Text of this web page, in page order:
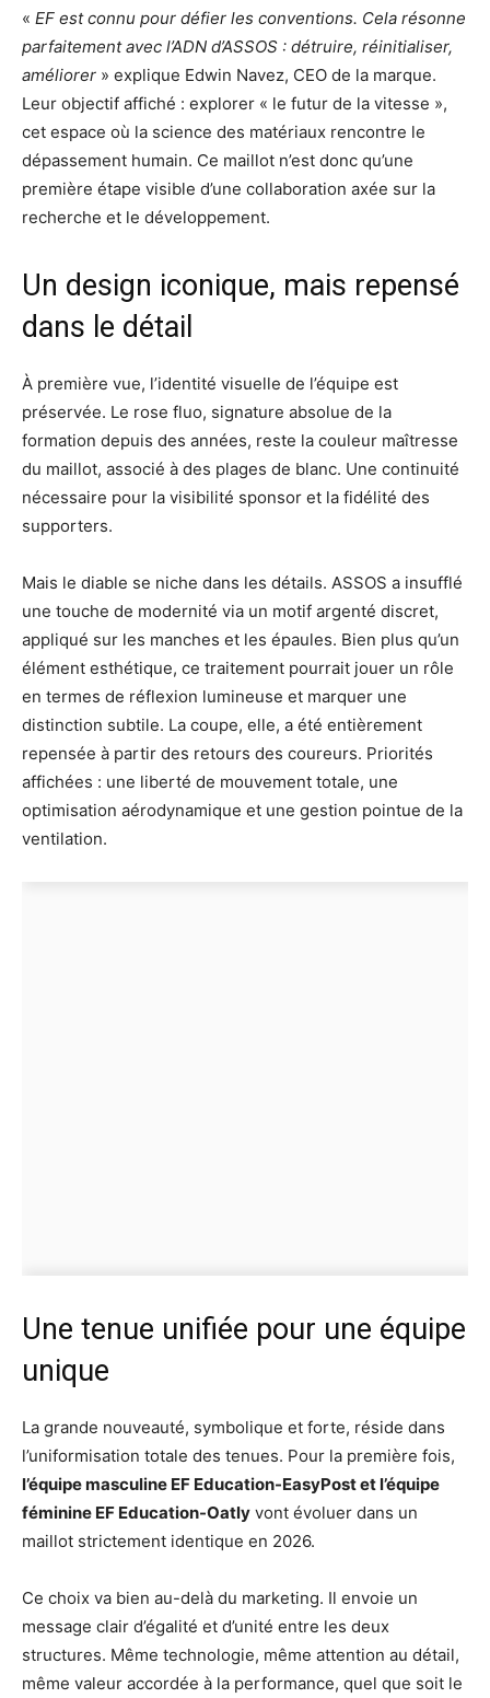
« EF est connu pour défier les conventions. Cela résonne
parfaitement avec l’ADN d’ASSOS : détruire, réinitialiser,
améliorer » explique Edwin Navez, CEO de la marque.
Leur objectif affiché : explorer « le futur de la vitesse »,
cet espace où la science des matériaux rencontre le
dépassement humain. Ce maillot n’est donc qu’une
première étape visible d’une collaboration axée sur la
recherche et le développement.
Un design iconique, mais repensé
dans le détail
À première vue, l’identité visuelle de l’équipe est
préservée. Le rose fluo, signature absolue de la
formation depuis des années, reste la couleur maîtresse
du maillot, associé à des plages de blanc. Une continuité
nécessaire pour la visibilité sponsor et la fidélité des
supporters.
Mais le diable se niche dans les détails. ASSOS a insufflé
une touche de modernité via un motif argenté discret,
appliqué sur les manches et les épaules. Bien plus qu’un
élément esthétique, ce traitement pourrait jouer un rôle
en termes de réflexion lumineuse et marquer une
distinction subtile. La coupe, elle, a été entièrement
repensée à partir des retours des coureurs. Priorités
affichées : une liberté de mouvement totale, une
optimisation aérodynamique et une gestion pointue de la
ventilation.
Une tenue unifiée pour une équipe
unique
La grande nouveauté, symbolique et forte, réside dans
l’uniformisation totale des tenues. Pour la première fois,
l’équipe masculine EF Education-EasyPost et l’équipe
féminine EF Education-Oatly vont évoluer dans un
maillot strictement identique en 2026.
Ce choix va bien au-delà du marketing. Il envoie un
message clair d’égalité et d’unité entre les deux
structures. Même technologie, même attention au détail,
même valeur accordée à la performance, quel que soit le